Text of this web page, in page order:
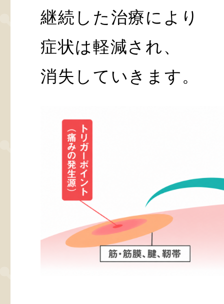
継続した治療により
症状は軽減され、
消失していきます。